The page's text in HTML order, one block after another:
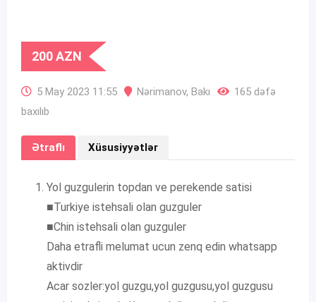
200AZN
5 May 2023 11:55 Nərimanov, Bakı
165 dəfə
baxılıb
Ətraflı Xüsusiyyətlər
Yol guzgulerin topdan ve perekende satisi
■Turkiye istehsali olan guzguler
■Chin istehsali olan guzguler
Daha etrafli melumat ucun zenq edin whatsapp
aktivdir
Acar sozler:yol guzgu,yol guzgusu,yol guzgusu